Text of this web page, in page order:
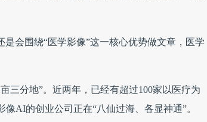
会围绕“医学影像”这一核心优势做文章，医学
三分地”。近两年，已经有超过100家以医疗为
AI的创业公司正在“八仙过海、各显神通”。